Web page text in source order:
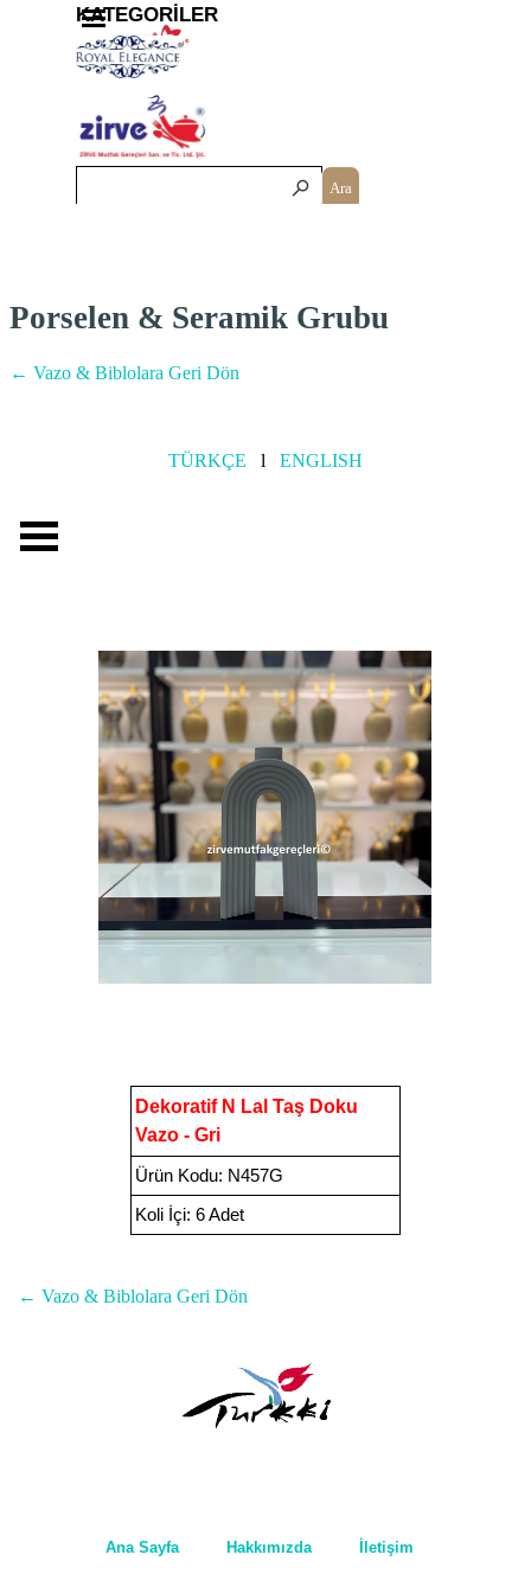
Menüyü atla
Ara
KATEGORİLER
Porselen & Seramik Grubu
← Vazo & Biblolara Geri Dön
TÜRKÇE l ENGLISH
Dekoratif N Lal Taş Doku
Vazo - Gri
Ürün Kodu: N457G
Koli İçi: 6 Adet
← Vazo & Biblolara Geri Dön
Ana Sayfa Hakkımızda İletişim